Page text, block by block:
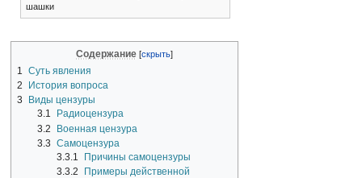
шашки
Содержание
1
Суть явления
2
История вопроса
3
Виды цензуры
3.1
Радиоцензура
3.2
Военная цензура
3.3 Самоцензура
3.3.1
Причины самоцензуры
3.3.2
Примеры действенной